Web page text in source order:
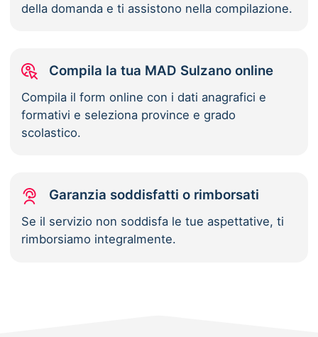
della domanda e ti assistono nella compilazione.
Compila la tua MAD Sulzano online
Compila il form online con i dati anagrafici e
formativi e seleziona province e grado
scolastico.
Garanzia soddisfatti o rimborsati
Se il servizio non soddisfa le tue aspettative, ti
rimborsiamo integralmente.